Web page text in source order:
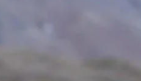
conseils